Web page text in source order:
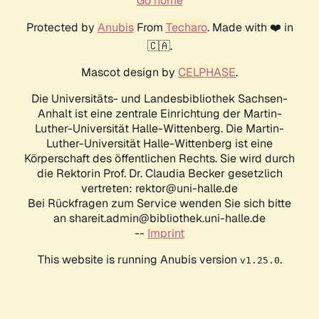
Protected by AnubisFrom Techaro. Made with ❤️ in
🇨🇦.
Mascot design by CELPHASE.
Die Universitäts- und Landesbibliothek Sachsen-
Anhalt ist eine zentrale Einrichtung der Martin-
Luther-Universität Halle-Wittenberg. Die Martin-
Luther-Universität Halle-Wittenberg ist eine
Körperschaft des öffentlichen Rechts. Sie wird durch
die Rektorin Prof. Dr. Claudia Becker gesetzlich
vertreten: rektor@uni-halle.de
Bei Rückfragen zum Service wenden Sie sich bitte
an shareit.admin@bibliothek.uni-halle.de
-- Imprint
This website is running Anubis version v1.25.0.